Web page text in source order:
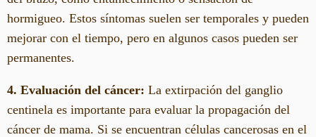
hormigueo. Estos síntomas suelen ser temporales y pueden
mejorar con el tiempo, pero en algunos casos pueden ser
permanentes.
4. Evaluación del cáncer: La extirpación del ganglio
centinela es importante para evaluar la propagación del
cáncer de mama. Si se encuentran células cancerosas en el